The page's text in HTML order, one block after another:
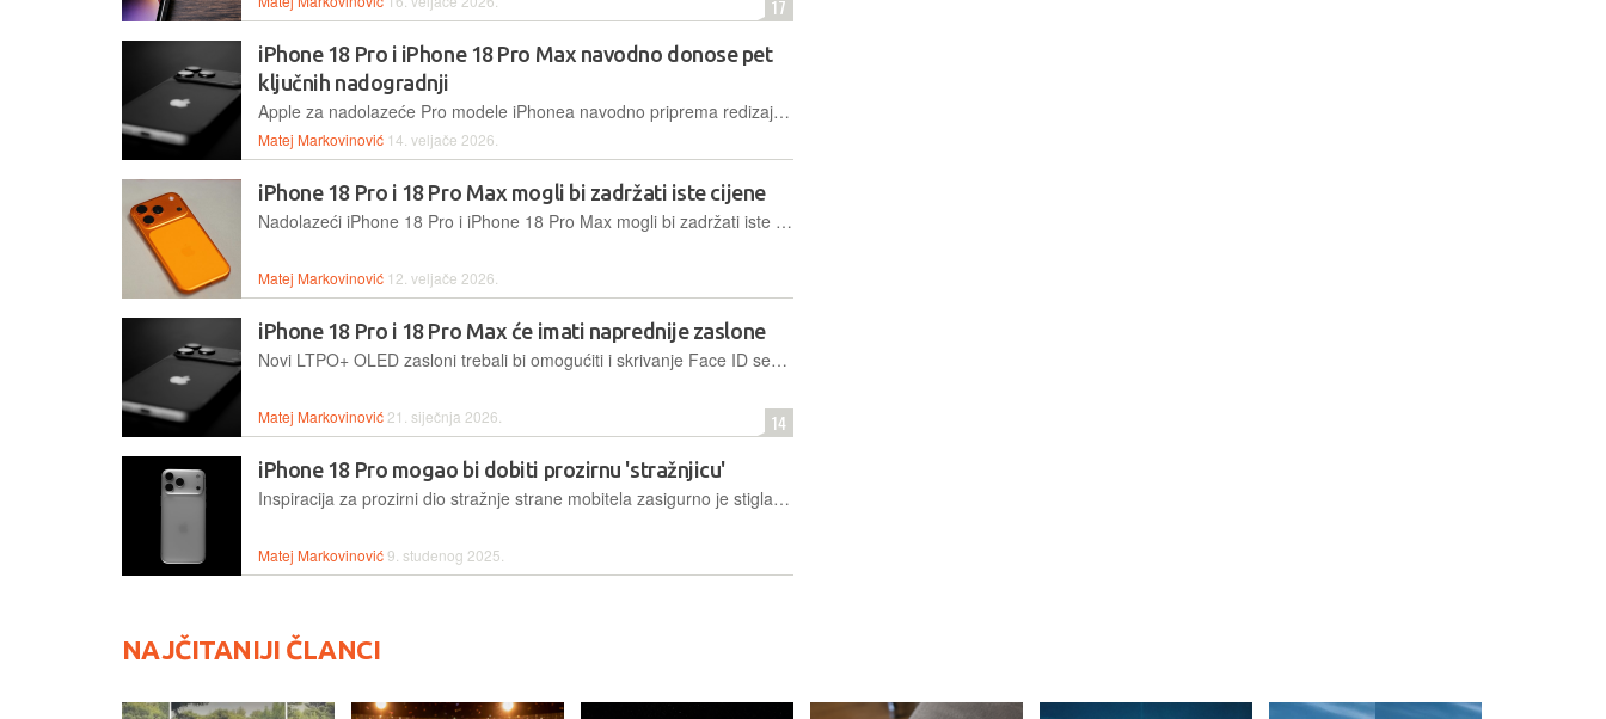
17
iPhone 18 Pro i iPhone 18 Pro Max navodno donose pet
ključnih nadogradnji
Apple za nadolazeće Pro modele iPhonea navodno priprema redizajn prednje strane, napredniju kameru i novu generaciju vlastitih čipova, uključujući A20 Pro i C2 modem
Matej Markovinović 14. veljače 2026.
iPhone 18 Pro i 18 Pro Max mogli bi zadržati iste cijene
Nadolazeći iPhone 18 Pro i iPhone 18 Pro Max mogli bi zadržati iste početne cijene kao i njihovi prethodnici, unatoč rastu troškova komponenti
Matej Markovinović 12. veljače 2026.
iPhone 18 Pro i 18 Pro Max će imati naprednije zaslone
Novi LTPO+ OLED zasloni trebali bi omogućiti i skrivanje Face ID senzora i prednje kamere ispod zaslona, što će dodatno 'počistiti' prednju stranu mobitela
Matej Markovinović 21. siječnja 2026. 14
iPhone 18 Pro mogao bi dobiti prozirnu 'stražnjicu'
Inspiracija za prozirni dio stražnje strane mobitela zasigurno je stigla od Nothinga, ali neovisno o tome, to bi predstavljalo svježu promjenu za Apple i iPhone
Matej Markovinović9. studenog 2025.
NAJČITANIJI ČLANCI